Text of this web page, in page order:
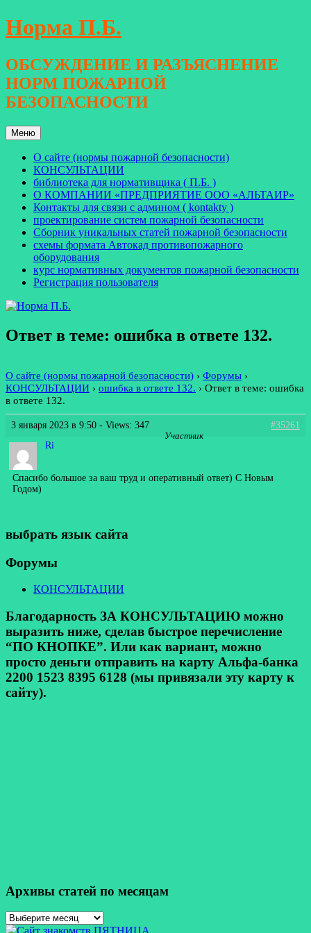
Перейти
к
Норма П.Б.
ОБСУЖДЕНИЕ И РАЗЪЯСНЕНИЕ
НОРМ ПОЖАРНОЙ
БЕЗОПАСНОСТИ
Меню
О сайте (нормы пожарной безопасности)
КОНСУЛЬТАЦИИ
библиотека для нормативщика ( П.Б. )
О КОМПАНИИ «ПРЕДПРИЯТИЕ ООО «АЛЬТАИР»
Контакты для связи с админом ( kontakty )
проектирование систем пожарной безопасности
Сборник уникальных статей пожарной безопасности
схемы формата Автокад противопожарного
оборудования
курс нормативных документов пожарной безопасности
Регистрация пользователя
Ответ в теме: ошибка в ответе 132.
О сайте (нормы пожарной безопасности) › Форумы ›
КОНСУЛЬТАЦИИ › ошибка в ответе 132. › Ответ в теме: ошибка
в ответе 132.
3 января 2023 в 9:50 - Views: 347
#35261
Ri
Участник
Спасибо большое за ваш труд и оперативный ответ) С Новым
Годом)
выбрать язык сайта
Форумы
КОНСУЛЬТАЦИИ
Благодарность ЗА КОНСУЛЬТАЦИЮ можно
выразить ниже, сделав быстрое перечисление
“ПО КНОПКЕ”. Или как вариант, можно
просто деньги отправить на карту Альфа-банка
2200 1523 8395 6128 (мы привязали эту карту к
сайту).
Архивы статей по месяцам
Архивы
статей